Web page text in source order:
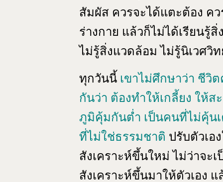
สัมผัส ควรจะได้แตะต้อง ค
ร่างกาย แล้วก็ไม่ได้เรียนรู้
ไม่รู้สิ่งแวดล้อม ไม่รู้นิเวศวิ
ทุกวันนี้ เขาไม่ศึกษาว่า ชีวิ
กันว่า ต้องทำให้เกลี้ยง ให้
ภูมิคุ้มกันต่ำ เป็นคนที่ไม่คุ้น
ที่ไม่ใช่ธรรมชาติ ปรับตัวเอ
สังเคราะห์ขึ้นใหม่ ไม่ว่าจะ
สังเคราะห์ขึ้นมาให้ตัวเอง